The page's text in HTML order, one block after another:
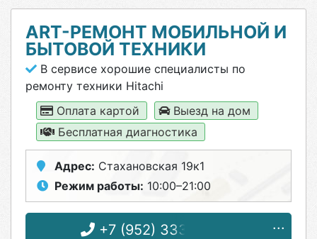
ART-РЕМОНТ МОБИЛЬНОЙ И
БЫТОВОЙ ТЕХНИКИ
В сервисе хорошие специалисты по
ремонту техники Hitachi
Оплата картой
Выезд на дом
Бесплатная диагностика
Адрес: Стахановская 19к1
Режим работы: 10:00–21:00
+7 (952) 333-03-38